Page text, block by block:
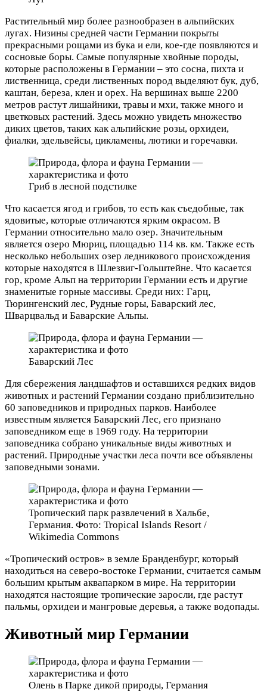
Растительный мир более разнообразен в альпийских
лугах. Низины средней части Германии покрыты
прекрасными рощами из бука и ели, кое-где появляются и
сосновые боры. Самые популярные хвойные породы,
которые расположены в Германии – это сосна, пихта и
лиственница, среди лиственных пород выделяют бук, дуб,
каштан, береза, клен и орех. На вершинах выше 2200
метров растут лишайники, травы и мхи, также много и
цветковых растений. Здесь можно увидеть множество
диких цветов, таких как альпийские розы, орхидеи,
фиалки, эдельвейсы, цикламены, лютики и горечавки.
Гриб в лесной подстилке
Что касается ягод и грибов, то есть как съедобные, так
ядовитые, которые отличаются ярким окрасом. В
Германии относительно мало озер. Значительным
является озеро Мюриц, площадью 114 кв. км. Также есть
несколько небольших озер ледникового происхождения
которые находятся в Шлезвиг-Гольштейне. Что касается
гор, кроме Альп на территории Германии есть и другие
знаменитые горные массивы. Среди них: Гарц,
Тюрингенский лес, Рудные горы, Баварский лес,
Шварцвальд и Баварские Альпы.
Баварский Лес
Для сбережения ландшафтов и оставшихся редких видов
животных и растений Германии создано приблизительно
60 заповедников и природных парков. Наиболее
известным является Баварский Лес, его признано
заповедником еще в 1969 году. На территории
заповедника собрано уникальные виды животных и
растений. Природные участки леса почти все объявлены
заповедными зонами.
Тропический парк развлечений в Хальбе,
Германия. Фото: Tropical Islands Resort /
Wikimedia Commons
«Тропический остров» в земле Бранденбург, который
находиться на северо-востоке Германии, считается самым
большим крытым аквапарком в мире. На территории
находятся настоящие тропические заросли, где растут
пальмы, орхидеи и мангровые деревья, а также водопады.
Животный мир Германии
Олень в Парке дикой природы, Германия